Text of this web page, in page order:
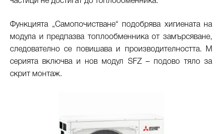
Функцията „Самопочистване“ подобрява хигиената на
модула и предпазва топлообменника от замърсяване,
следователно се повишава и производителността. М
серията включва и нов модул SFZ – подово тяло за
скрит монтаж.